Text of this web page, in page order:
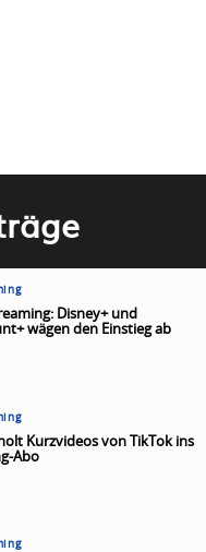
Disney+ und
wägen den Einstieg ab
Kurzvideos von TikTok ins
Abo